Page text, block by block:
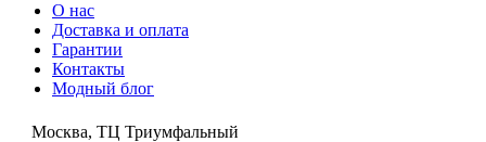
О нас
Доставка и оплата
Гарантии
Контакты
Модный блог
Москва, ТЦ Триумфальный